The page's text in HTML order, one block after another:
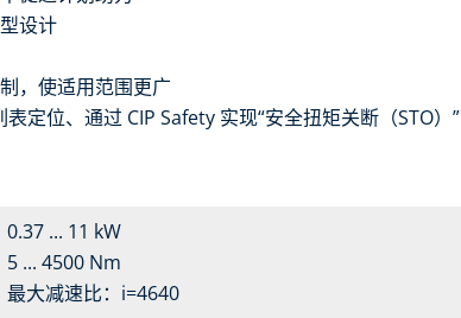
设计
，使适用范围更广
定位、通过 CIP Safety 实现“安全扭矩关断（STO）”
0.37 ... 11 kW
5 ... 4500 Nm
最大减速比：i=4640